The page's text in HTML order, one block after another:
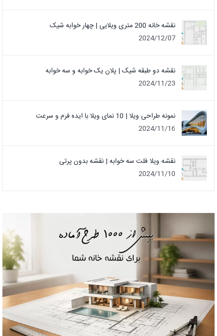
نقشه خانه 200 متری ویلایی | چهار خوابه شیک
2024/12/07
نقشه دو طبقه شیک | پلان یک خوابه و سه خوابه
2024/11/23
نمونه طراحی ویلا | 10 نمای ویلا با ایده فرم و سرعت
2024/11/16
نقشه ویلا فلت سه خوابه | نقشه بدون پرتی
2024/11/10